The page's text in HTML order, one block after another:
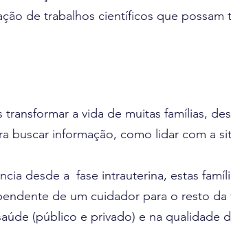
de trabalhos científicos que
a vida de muitas famílias,
buscar informação, como lidar com a
desde a fase intrauterina, estas
de um cuidador para o resto
(público e privado) e na qualidade